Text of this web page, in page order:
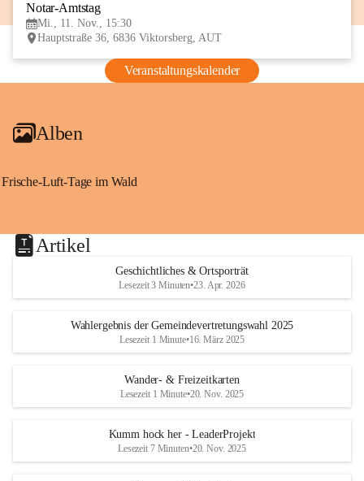
Notar-Amtstag
Mi., 11. Nov., 15:30
Hauptstraße 36, 6836 Viktorsberg, AUT
Veranstaltungskalender
Alben
Frische-Luft-Tage im Wald
Artikel
Geschichtliches & Ortsporträt
Lesezeit 3 Minuten•23. Apr. 2026
Wahlergebnis der Gemeindevertretungswahl 2025
Lesezeit 1 Minute•16. März 2025
Wander- & Freizeitkarten
Lesezeit 1 Minute•20. Nov. 2025
Kumm hock her - LeaderProjekt
Lesezeit 7 Minuten•20. Nov. 2025